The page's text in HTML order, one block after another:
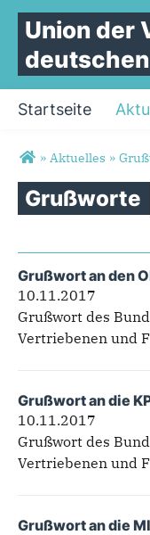
Union der
deutschen
Startseite
Sie sind
» Aktuelles »
Grußworte
Grußwort an den
10.11.2017
Grußwort des
Vertriebenen und
Grußwort an die
10.11.2017
Grußwort des
Vertriebenen und
Grußwort an die